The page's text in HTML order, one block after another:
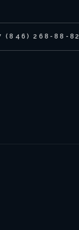
(846) 268-88-82